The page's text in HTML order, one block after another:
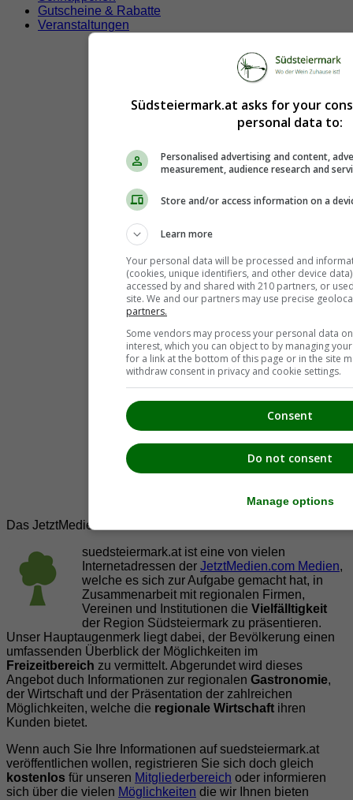
Gutscheine & Rabatte
Veranstaltungen
Das JetztMedien.com Medien Netzwerk
suedsteiermark.at ist eine von vielen
Internetadressen der JetztMedien.com Medien,
welche es sich zur Aufgabe gemacht hat, in
Zusammenarbeit mit regionalen Firmen,
Vereinen und Institutionen die Vielfälltigkeit
der Region Südsteiermark zu präsentieren.
Unser Hauptaugenmerk liegt dabei, der Bevölkerung einen
umfassenden Überblick der Möglichkeiten im
Freizeitbereich zu vermittelt. Abgerundet wird dieses
Angebot duch Informationen zur regionalen Gastronomie,
der Wirtschaft und der Präsentation der zahlreichen
Möglichkeiten, welche die regionale Wirtschaft ihren
Kunden bietet.
Wenn auch Sie Ihre Informationen auf suedsteiermark.at
veröffentlichen wollen, registrieren Sie sich doch gleich
kostenlos für unseren Mitgliederbereich oder informieren
sich über die vielen Möglichkeiten die wir Ihnen bieten
Südsteiermark.at asks for your
personal data to:
Personalised advertising and content,
measurement, audience research and
Store and/or access information on a
Learn more
Your personal data will be processed and
(cookies, unique identifiers, and other device
accessed by and shared with 210 partners, or
site. We and our partners may use precise
partners.
Some vendors may process your personal data
interest, which you can object to by managing
for a link at the bottom of this page or in the site
withdraw consent in privacy and cookie settings.
Consent
Do not consent
Manage options